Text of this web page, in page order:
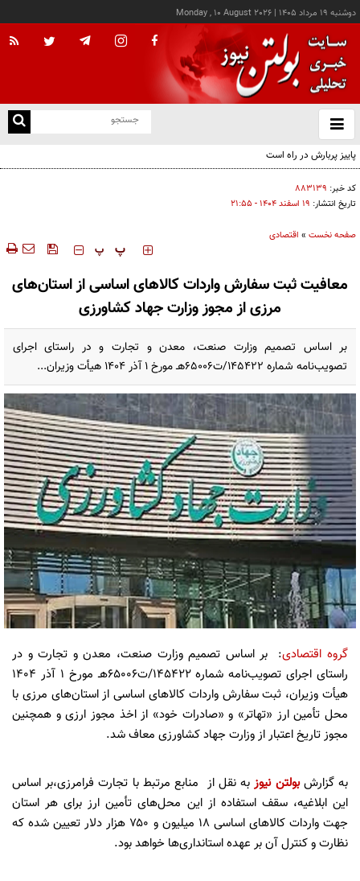
دوشنبه ۱۹ مرداد ۱۴۰۵ |
Monday , 10 August 2026
باز
و
کد خبر: ۸۸۳۱۳۹
تاریخ انتشار: ۱۹ اسفند ۱۴۰۴ - ۲۱:۵۵
صفحه نخست » اقتصادی
‍‍‍ پ پ
معافیت ثبت سفارش واردات کالاهای اساسی از استان‌های
مرزی از مجوز وزارت جهاد کشاورزی
بر اساس تصمیم وزارت صنعت، معدن و تجارت و در راستای اجرای
تصویب‌نامه شماره 145422/ت65006هـ مورخ ۱ آذر ۱۴۰۴ هیأت وزیران...
گروه اقتصادی: بر اساس تصمیم وزارت صنعت، معدن و تجارت و در
راستای اجرای تصویب‌نامه شماره 145422/ت65006هـ مورخ ۱ آذر ۱۴۰۴
هیأت وزیران، ثبت سفارش واردات کالاهای اساسی از استان‌های مرزی با
محل تأمین ارز «تهاتر» و «صادرات خود» از اخذ مجوز ارزی و همچنین
مجوز تاریخ اعتبار از وزارت جهاد کشاورزی معاف شد.
به گزارشبولتن نیوزبه نقل از منابع مرتبط با تجارت فرامرزی،بر اساس
این ابلاغیه، سقف استفاده از این محل‌های تأمین ارز برای هر استان
جهت واردات کالاهای اساسی ۱۸ میلیون و ۷۵۰ هزار دلار تعیین شده که
نظارت و کنترل آن بر عهده استانداری‌ها خواهد بود.